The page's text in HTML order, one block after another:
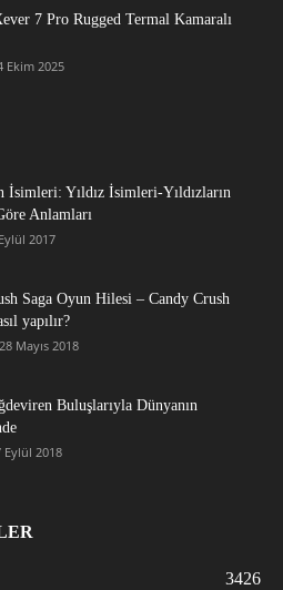
7 Pro Rugged Termal Kamaralı
Ekim 2025
İsimleri: Yıldız İsimleri-Yıldızların
Anlamları
2017
Saga Oyun Hilesi – Candy Crush
yapılır?
28 Mayıs 2018
Buluşlarıyla Dünyanın
Eylül 2018
3426